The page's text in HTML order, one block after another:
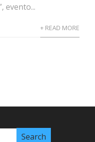
evento...
+ READ MORE